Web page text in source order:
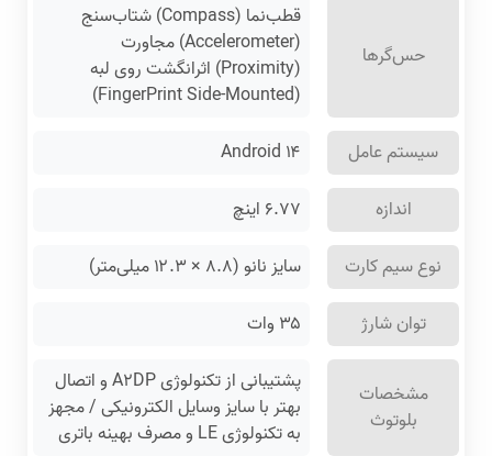
حس‌گرها
قطب‌نما (Compass) شتاب‌سنج
(Accelerometer) مجاورت
(Proximity) اثرانگشت روی لبه
(FingerPrint Side-Mounted)
سیستم عامل
Android ۱۴
اندازه
۶.۷۷ اینچ
نوع سیم کارت
سایز نانو (۸.۸ × ۱۲.۳ میلی‌متر)
توان شارژ
۳۵ وات
مشخصات
بلوتوث
پشتیبانی از تکنولوژی A۲DP و اتصال
بهتر با سایز وسایل الکترونیکی / مجهز
به تکنولوژی LE و مصرف بهینه باتری